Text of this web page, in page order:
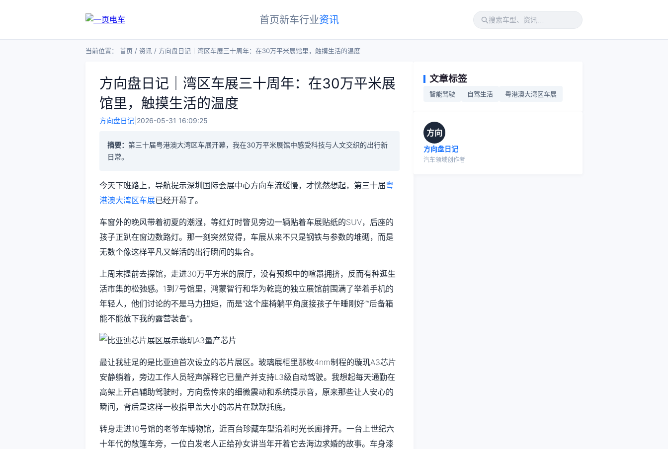
首页新车行业资讯
当前位置： 首页 / 资讯 / 方向盘日记｜湾区车展三十周年：在30万平米展馆里，触摸生活的温度
方向盘日记｜湾区车展三十周年：在30万平米展
馆里，触摸生活的温度
方向盘日记 2026-05-31 16:09:25
摘要： 第三十届粤港澳大湾区车展开幕，我在30万平米展馆中感受科技与人文交织的出行新
日常。
今天下班路上，导航提示深圳国际会展中心方向车流缓慢，才恍然想起，第三十届粤
港澳大湾区车展已经开幕了。
车窗外的晚风带着初夏的潮湿，等红灯时瞥见旁边一辆贴着车展贴纸的SUV，后座的
孩子正趴在窗边数路灯。那一刻突然觉得，车展从来不只是钢铁与参数的堆砌，而是
无数个像这样平凡又鲜活的出行瞬间的集合。
上周末提前去探馆，走进30万平方米的展厅，没有预想中的喧嚣拥挤，反而有种逛生
活市集的松弛感。1到7号馆里，鸿蒙智行和华为乾崑的独立展馆前围满了举着手机的
年轻人，他们讨论的不是马力扭矩，而是“这个座椅躺平角度接孩子午睡刚好”“后备箱
能不能放下我的露营装备”。
最让我驻足的是比亚迪首次设立的芯片展区。玻璃展柜里那枚4nm制程的璇玑A3芯片
安静躺着，旁边工作人员轻声解释它已量产并支持L3级自动驾驶。我想起每天通勤在
高架上开启辅助驾驶时，方向盘传来的细微震动和系统提示音，原来那些让人安心的
瞬间，背后是这样一枚指甲盖大小的芯片在默默托底。
转身走进10号馆的老爷车博物馆，近百台珍藏车型沿着时光长廊排开。一台上世纪六
十年代的敞篷车旁，一位白发老人正给孙女讲当年开着它去海边求婚的故事。车身漆
文章标签
智能驾驶 自驾生活 粤港澳大湾区车展
方向
方向盘日记
汽车领域创作者